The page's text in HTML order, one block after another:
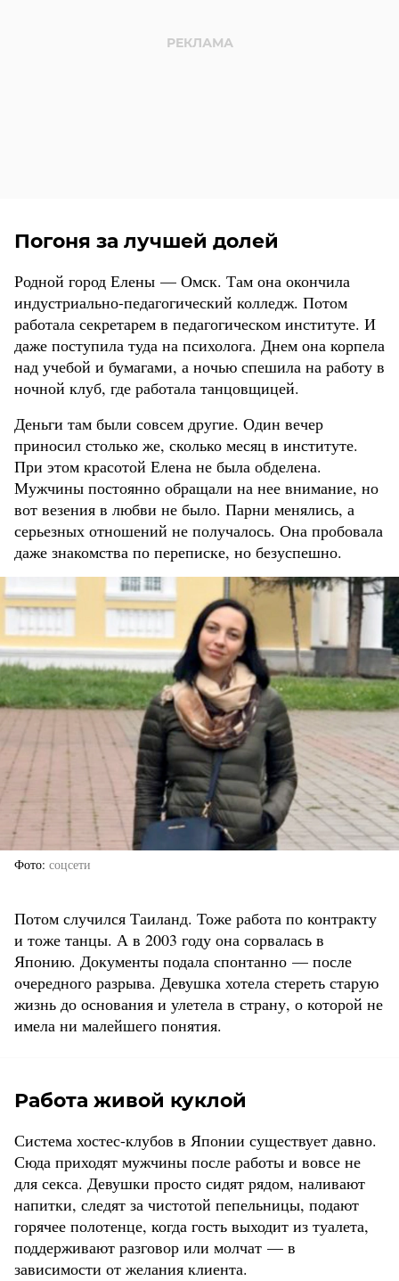
Погоня за лучшей долей
Родной город Елены — Омск. Там она окончила
индустриально-педагогический колледж. Потом
работала секретарем в педагогическом институте. И
даже поступила туда на психолога. Днем она корпела
над учебой и бумагами, а ночью спешила на работу в
ночной клуб, где работала танцовщицей.
Деньги там были совсем другие. Один вечер
приносил столько же, сколько месяц в институте.
При этом красотой Елена не была обделена.
Мужчины постоянно обращали на нее внимание, но
вот везения в любви не было. Парни менялись, а
серьезных отношений не получалось. Она пробовала
даже знакомства по переписке, но безуспешно.
Фото соцсети
Потом случился Таиланд. Тоже работа по контракту
и тоже танцы. А в 2003 году она сорвалась в
Японию. Документы подала спонтанно — после
очередного разрыва. Девушка хотела стереть старую
жизнь до основания и улетела в страну, о которой не
имела ни малейшего понятия.
Работа живой куклой
Система хостес-клубов в Японии существует давно.
Сюда приходят мужчины после работы и вовсе не
для секса. Девушки просто сидят рядом, наливают
напитки, следят за чистотой пепельницы, подают
горячее полотенце, когда гость выходит из туалета,
поддерживают разговор или молчат — в
зависимости от желания клиента.